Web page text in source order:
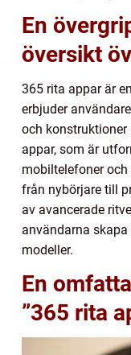
En
översikt
365 rita appar är
erbjuder
och konstruktioner
appar, som är
mobiltelefoner
från nybörjare till
av avancerade
användarna
modeller.
En
”365 rita